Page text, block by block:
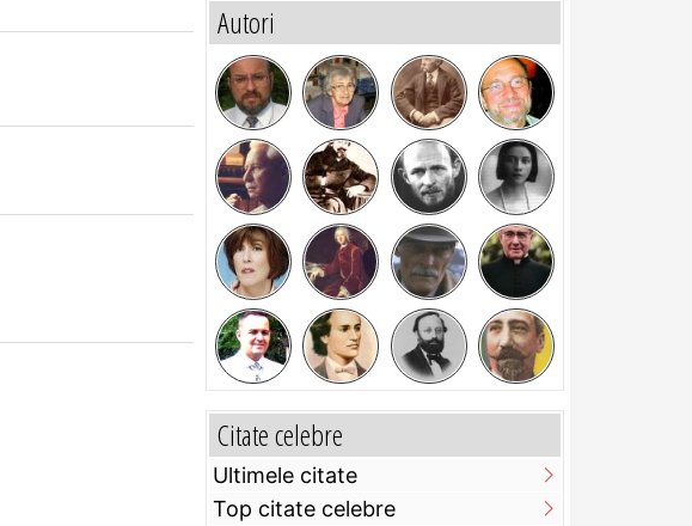
Autori
Citate celebre
Ultimele citate
Top citate celebre